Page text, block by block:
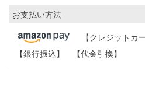
お支払い方法
【クレジットカ
【銀行振込】
【代金引換】